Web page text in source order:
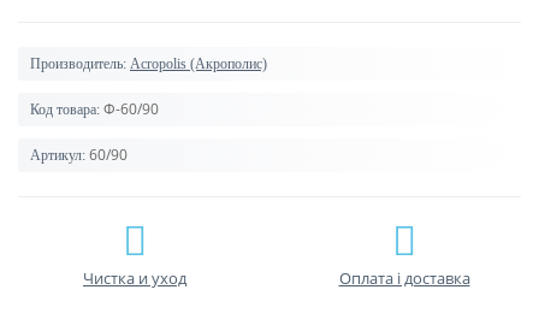
Производитель: Acropolis (Акрополис)
Код товара: Ф-60/90
Артикул: 60/90
Чистка и уход Оплата і доставка